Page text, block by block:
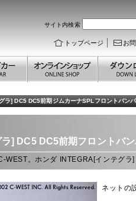
トップページ お
サイト内検索
ラ] DC5 DC5前期ジムカーナSPLフロントバン
] DC5 DC5前期フロントバ
WEST。ホンダ INTEGRA[インテグラ
ネットの